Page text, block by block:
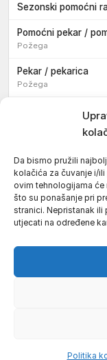
Da bismo pružili
kolačića za čuvanje i/
ovim tehnologijama
što su ponašanje pri
stranici. Nepristanak
utjecati na određene
Politika
Sezonski pomoćni
Pomoćni pekar /
Požega
Pekar / pekarica
Požega
Konobar / konobarica
Tokar / tokarica
Jakšić
Njegovatelj /
Resnik
© 2026